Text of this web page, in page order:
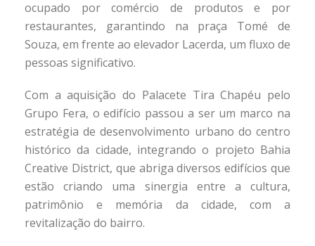
ocupado por comércio de produtos e por
restaurantes, garantindo na praça Tomé de
Souza, em frente ao elevador Lacerda, um fluxo de
pessoas significativo.
Com a aquisição do Palacete Tira Chapéu pelo
Grupo Fera, o edifício passou a ser um marco na
estratégia de desenvolvimento urbano do centro
histórico da cidade, integrando o projeto Bahia
Creative District, que abriga diversos edifícios que
estão criando uma sinergia entre a cultura,
patrimônio e memória da cidade, com a
revitalização do bairro.